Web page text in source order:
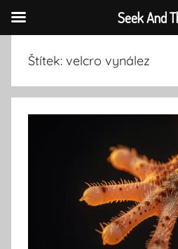
obsahu
Štítek: velcro vynález
Seek And